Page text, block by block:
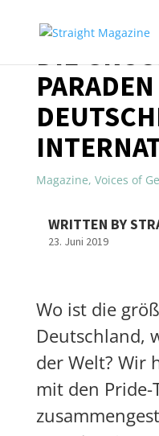
DIE
ARADEN
Magazine, Voices of
WRITTEN BY
23. Juni 2019
Wo ist die
Deutschland,
der Welt? Wir
mit den Pride-